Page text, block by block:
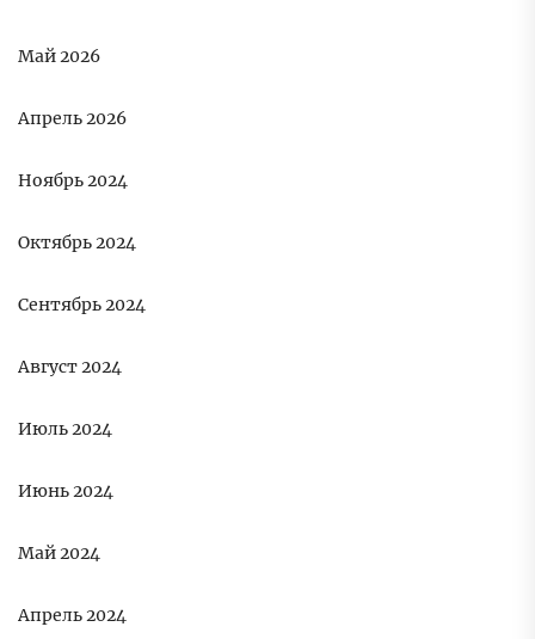
Май 2026
Апрель 2026
Ноябрь 2024
Октябрь 2024
Сентябрь 2024
Август 2024
Июль 2024
Июнь 2024
Май 2024
Апрель 2024